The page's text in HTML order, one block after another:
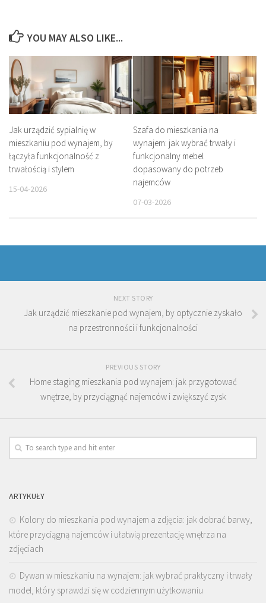
YOU MAY ALSO LIKE...
Jak urządzić sypialnię w
mieszkaniu pod wynajem, by
łączyła funkcjonalność z
trwałością i stylem
15-04-2026
Szafa do mieszkania na
wynajem: jak wybrać trwały i
funkcjonalny mebel
dopasowany do potrzeb
najemców
07-03-2026
NEXT STORY
Jak urządzić mieszkanie pod wynajem, by optycznie zyskało
na przestronności i funkcjonalności
PREVIOUS STORY
Home staging mieszkania pod wynajem: jak przygotować
wnętrze, by przyciągnąć najemców i zwiększyć zysk
ARTYKUŁY
Kolory do mieszkania pod wynajem a zdjęcia: jak dobrać barwy,
które przyciągną najemców i ułatwią prezentację wnętrza na
zdjęciach
Dywan w mieszkaniu na wynajem: jak wybrać praktyczny i trwały
model, który sprawdzi się w codziennym użytkowaniu